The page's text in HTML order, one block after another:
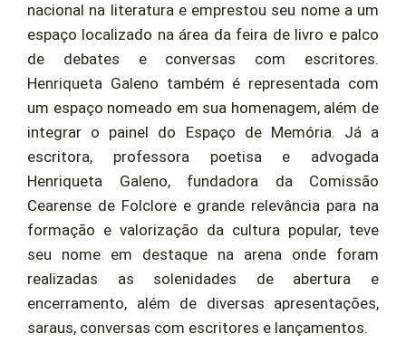
nacional na literatura e emprestou seu nome a um
espaço localizado na área da feira de livro e palco
de debates e conversas com escritores.
Henriqueta Galeno também é representada com
um espaço nomeado em sua homenagem, além de
integrar o painel do Espaço de Memória. Já a
escritora, professora poetisa e advogada
Henriqueta Galeno, fundadora da Comissão
Cearense de Folclore e grande relevância para na
formação e valorização da cultura popular, teve
seu nome em destaque na arena onde foram
realizadas as solenidades de abertura e
encerramento, além de diversas apresentações,
saraus, conversas com escritores e lançamentos.